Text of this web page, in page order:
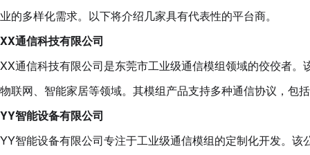
业的多样化需求。以下将介绍几家具有代表性的平台商。
XX通信科技有限公司
XX通信科技有限公司是东莞市工业级通信模组领域的佼佼者
物联网、智能家居等领域。其模组产品支持多种通信协议，包
YY智能设备有限公司
YY智能设备有限公司专注于工业级通信模组的定制化开发。